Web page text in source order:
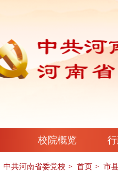
校院概览
中共河南省委党校 首页 市